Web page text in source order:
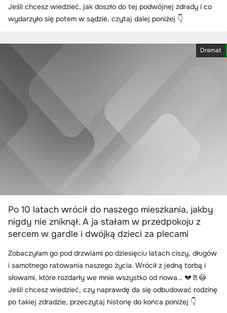
Jeśli chcesz wiedzieć, jak doszło do tej podwójnej zdrady i co
wydarzyło się potem w sądzie, czytaj dalej poniżej 👇
Dramat
Po 10 latach wrócił do naszego mieszkania, jakby
nigdy nie zniknął. A ja stałam w przedpokoju z
sercem w gardle i dwójką dzieci za plecami
Zobaczyłam go pod drzwiami po dziesięciu latach ciszy, długów
i samotnego ratowania naszego życia. Wrócił z jedną torbą i
słowami, które rozdarły we mnie wszystko od nowa… 💔🚪😳
Jeśli chcesz wiedzieć, czy naprawdę da się odbudować rodzinę
po takiej zdradzie, przeczytaj historię do końca poniżej 👇